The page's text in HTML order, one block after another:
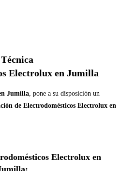
Electrolux en Jumilla
Jumilla, pone a su disposición un
de Electrodomésticos Electrolux en
Electrolux en